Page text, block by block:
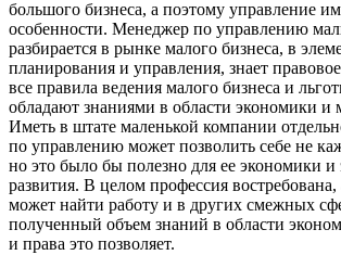
большого бизнеса, а поэтому управление
особенности. Менеджер по управлению
разбирается в рынке малого бизнеса, в
планирования и управления, знает
все правила ведения малого бизнеса и
обладают знаниями в области экономики и
Иметь в штате маленькой компании
по управлению может позволить себе не
но это было бы полезно для ее экономики
развития. В целом профессия востребована,
может найти работу и в других смежных
полученный объем знаний в области
и права это позволяет.